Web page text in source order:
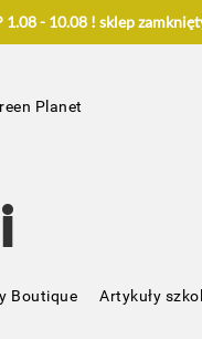
- 10.08 ! sklep
Planet
Boutique Artykuły